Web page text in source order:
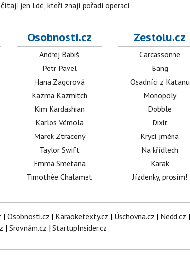
jen lidé, kteří znají pořadí operací
Osobnosti.cz
Andrej Babiš
Petr Pavel
Hana Zagorová
Kazma Kazmitch
Kim Kardashian
Karlos Vémola
Marek Ztracený
Taylor Swift
Emma Smetana
Timothée Chalamet
Zestolu.cz
Carcassonne
Bang
Osadníci z Katanu
Monopoly
Dobble
Dixit
Krycí jména
Na křídlech
Karak
Jízdenky, prosím!
| Osobnosti.cz | Karaoketexty.cz | Úschovna.cz | Nedd.cz |
| Srovnám.cz | StartupInsider.cz